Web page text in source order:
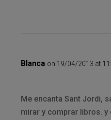
Blanca on 19/04/2013 at
Me encanta Sant Jordi,
mirar y comprar libros. y